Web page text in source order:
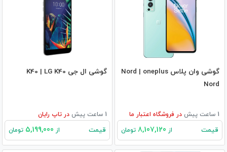
گوشی وان پلاس Nord | oneplus
Nord
1 ساعت پیش در فروشگاه اعتبار ما
قیمت از تومان
گوشی ال جی K40 | LG K40
1 ساعت پیش در تاپ رایان
قیمت از تومان